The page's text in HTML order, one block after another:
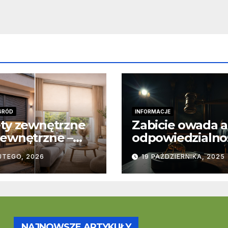
zewnętrzne
–
i
2026
INFORMACJE
Zabicie owada a
karna – jak
to w praktyce?
19 PAŹDZIERNIKA, 2025